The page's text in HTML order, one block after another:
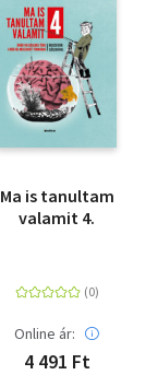
Ma is tanultam
valamit 4.
Online ár:
4 491 Ft